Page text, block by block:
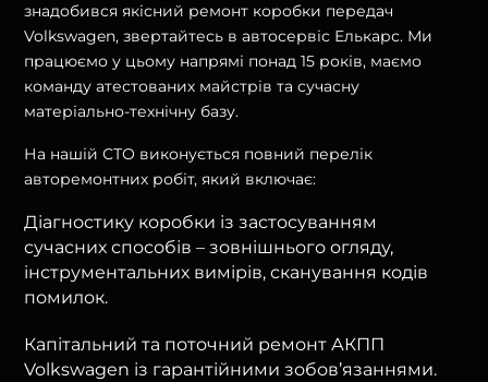
знадобився якісний ремонт коробки передач
Volkswagen, звертайтесь в автосервіс Елькарс. Ми
працюємо у цьому напрямі понад 15 років, маємо
команду атестованих майстрів та сучасну
матеріально-технічну базу.
На нашій СТО виконується повний перелік
авторемонтних робіт, який включає:
Діагностику коробки із застосуванням
сучасних способів – зовнішнього огляду,
інструментальних вимірів, сканування кодів
помилок.
Капітальний та поточний ремонт АКПП
Volkswagen із гарантійними зобов’язаннями.